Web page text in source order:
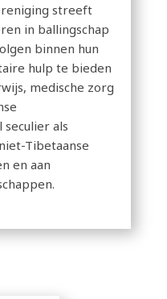
streeft
in ballingschap
binnen hun
hulp te bieden
medische zorg
als
Tibetaanse
en aan